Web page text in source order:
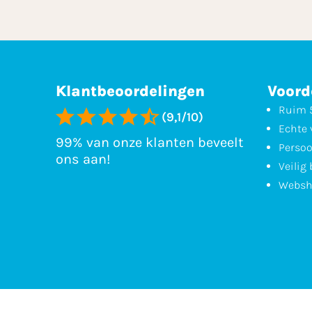
Klantbeoordelingen
(9,1/10)
99% van onze klanten beveelt
ons aan!
Ruim
Echte
Veilig